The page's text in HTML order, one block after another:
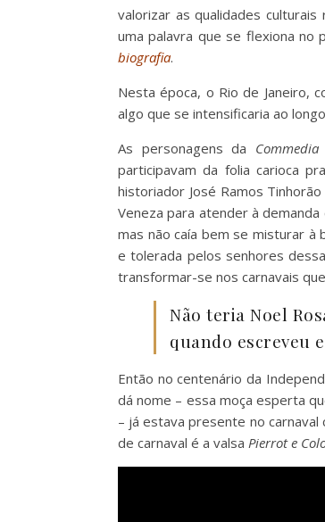
valorizar as qualidades
uma palavra que se flexiona no
biografia.
Nesta época, o Rio de Janeiro,
algo que se intensificaria ao
As personagens da Commedia
participavam da folia carioca
historiador José Ramos
Veneza para atender à
mas não caía bem se misturar à
e tolerada pelos senhores
transformar-se nos carnavais
Não teria Noel
quando escreveu
Então no centenário da
dá nome – essa moça esperta
– já estava presente no carnaval
de carnaval é a valsa Pierrot e